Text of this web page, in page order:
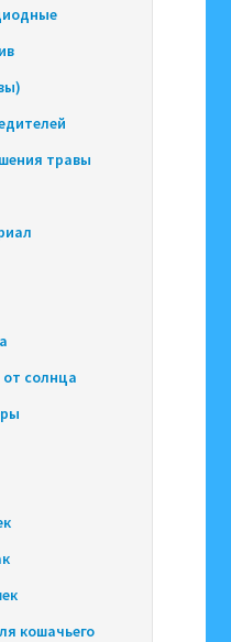
травы
солнца
кошачьего